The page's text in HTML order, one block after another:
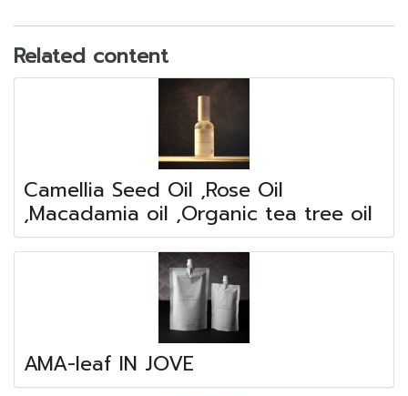
Related content
Camellia Seed Oil ,Rose Oil
,Macadamia oil ,Organic tea tree oil
AMA-leaf IN JOVE